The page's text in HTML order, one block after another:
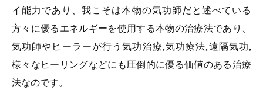
イ能力であり、我こそは本物の気功師だと述べている
方々に優るエネルギーを使用する本物の治療法であり、
気功師やヒーラーが行う気功治療,気功療法,遠隔気功,
様々なヒーリングなどにも圧倒的に優る価値のある治療
法なのです。